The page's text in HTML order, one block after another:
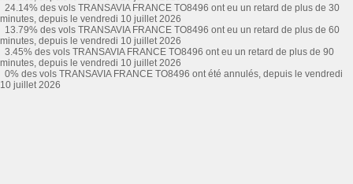
24.14% des vols TRANSAVIA FRANCE TO8496 ont eu un retard de plus de 30
minutes, depuis le vendredi 10 juillet 2026
13.79% des vols TRANSAVIA FRANCE TO8496 ont eu un retard de plus de 60
minutes, depuis le vendredi 10 juillet 2026
3.45% des vols TRANSAVIA FRANCE TO8496 ont eu un retard de plus de 90
minutes, depuis le vendredi 10 juillet 2026
0% des vols TRANSAVIA FRANCE TO8496 ont été annulés, depuis le vendredi
10 juillet 2026